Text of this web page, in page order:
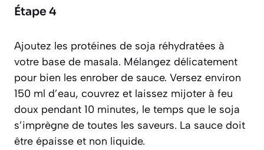
Étape 4
Ajoutez les protéines de soja réhydratées à
votre base de masala. Mélangez délicatement
pour bien les enrober de sauce. Versez environ
150 ml d’eau, couvrez et laissez mijoter à feu
doux pendant 10 minutes, le temps que le soja
s’imprègne de toutes les saveurs. La sauce doit
être épaisse et non liquide.